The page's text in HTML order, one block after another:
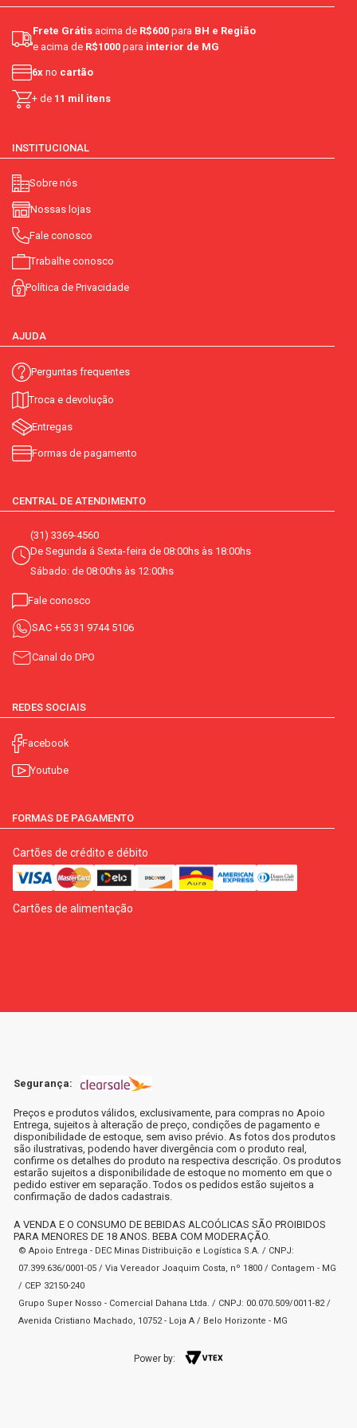
Frete Grátis acima de R$600 para BH e Região
e acima de R$1000 para interior de MG
6x no cartão
+ de 11 mil itens
INSTITUCIONAL
Sobre nós
Nossas lojas
Fale conosco
Trabalhe conosco
Política de Privacidade
AJUDA
Perguntas frequentes
Troca e devolução
Entregas
Formas de pagamento
CENTRAL DE ATENDIMENTO
(31) 3369-4560
De Segunda á Sexta-feira de 08:00hs às 18:00hs
Sábado: de 08:00hs às 12:00hs
Fale conosco
SAC +55 31 9744 5106
Canal do DPO
REDES SOCIAIS
Facebook
Youtube
FORMAS DE PAGAMENTO
Cartões de crédito e débito
Cartões de alimentação
Segurança:
Preços e produtos válidos, exclusivamente, para compras no Apoio
Entrega, sujeitos à alteração de preço, condições de pagamento e
disponibilidade de estoque, sem aviso prévio. As fotos dos produtos
são ilustrativas, podendo haver divergência com o produto real,
confirme os detalhes do produto na respectiva descrição. Os produtos
estarão sujeitos a disponibilidade de estoque no momento em que o
pedido estiver em separação. Todos os pedidos estão sujeitos a
confirmação de dados cadastrais.
A VENDA E O CONSUMO DE BEBIDAS ALCOÓLICAS SÃO PROIBIDOS
PARA MENORES DE 18 ANOS. BEBA COM MODERAÇÃO.
© Apoio Entrega - DEC Minas Distribuição e Logística S.A. / CNPJ:
07.399.636/0001-05 / Via Vereador Joaquim Costa, nº 1800 / Contagem - MG
/ CEP 32150-240
Grupo Super Nosso - Comercial Dahana Ltda. / CNPJ: 00.070.509/0011-82 /
Avenida Cristiano Machado, 10752 - Loja A / Belo Horizonte - MG
Power by: